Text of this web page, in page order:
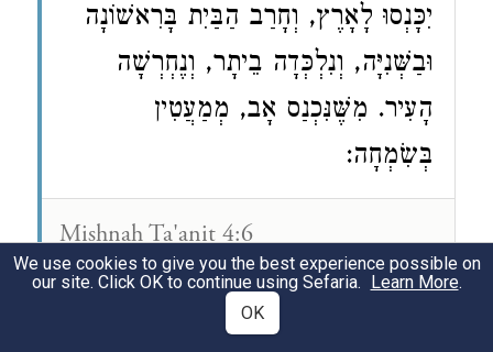
יִכָּנְסוּ לָאָרֶץ, וְחָרַב הַבַּיִת בָּרִאשׁוֹנָה
וּבַשְּׁנִיָּה, וְנִלְכְּדָה בֵיתָר, וְנֶחְרְשָׁה
הָעִיר. מִשֶּׁנִּכְנַס אָב, מְמַעֲטִין
בְּשִׂמְחָה:
Mishnah Ta'anit 4:6
(6)The mishna discusses the five major
communal fast days.Five
We use cookies to give you the best experience possible on
our site. Click OK to continue using Sefaria. Learn More.
OK